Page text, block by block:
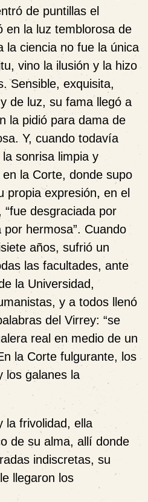
de puntillas el
en la luz temblorosa de
la ciencia no fue la única
vino la ilusión y la hizo
Sensible, exquisita,
de luz, su fama llegó a
la pidió para dama de
Y, cuando todavía
sonrisa limpia y
la Corte, donde supo
propia expresión, en el
desgraciada por
hermosa”. Cuando
años, sufrió un
las facultades, ante
la Universidad,
y a todos llenó
del Virrey: “se
real en medio de un
la Corte fulgurante, los
los galanes la
la frivolidad, ella
de su alma, allí donde
indiscretas, su
llegaron los